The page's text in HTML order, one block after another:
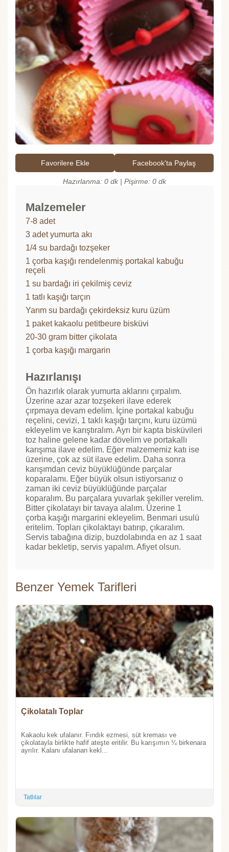
Favorilere Ekle Facebook'ta Paylaş
Hazırlanma: 0 dk | Pişirme: 0 dk
Malzemeler
7-8 adet
3 adet yumurta akı
1/4 su bardağı tozşeker
1 çorba kaşığı rendelenmiş portakal kabuğu
reçeli
1 su bardağı iri çekilmiş ceviz
1 tatlı kaşığı tarçın
Yarım su bardağı çekirdeksiz kuru üzüm
1 paket kakaolu petitbeure bisküvi
20-30 gram bitter çikolata
1 çorba kaşığı margarin
Hazırlanışı
Ön hazırlık olarak yumurta aklarını çırpalım.
Üzerine azar azar tozşekeri ilave ederek
çırpmaya devam edelim. İçine portakal kabuğu
reçelini, cevizi, 1 taklı kaşığı tarçını, kuru üzümü
ekleyelim ve karıştıralım. Ayrı bir kapta bisküvileri
toz haline gelene kadar dövelim ve portakallı
karışıma ilave edelim. Eğer malzememiz katı ise
üzerine, çok az süt ilave edelim. Daha sonra
karışımdan ceviz büyüklüğünde parçalar
koparalamı. Eğer büyük olsun istiyorsanız o
zaman iki ceviz büyüklüğünde parçalar
koparalım. Bu parçalara yuvarlak şekiller verelim.
Bitter çikolatayı bir tavaya alalım. Üzerine 1
çorba kaşığı margarini ekleyelim. Benmari usulü
eritelim. Topları çikolaktayı batırıp, çıkaralım.
Servis tabağına dizip, buzdolabında en az 1 saat
kadar bekletip, servis yapalım. Afiyet olsun.
Benzer Yemek Tarifleri
Çikolatalı Toplar
Kakaolu kek ufalanır. Fındık ezmesi, süt kreması ve
çikolatayla birlikte hafif ateşte eritilir. Bu karışımın ¼ birkenara
ayrılır. Kalanı ufalanan kekl...
Tatlılar